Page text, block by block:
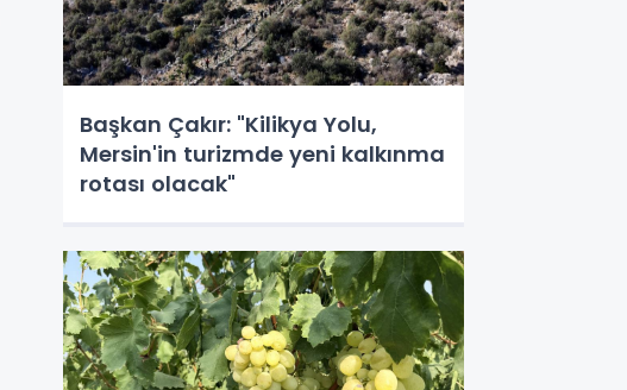
Başkan Çakır: "Kilikya Yolu,
Mersin'in turizmde yeni kalkınma
rotası olacak"